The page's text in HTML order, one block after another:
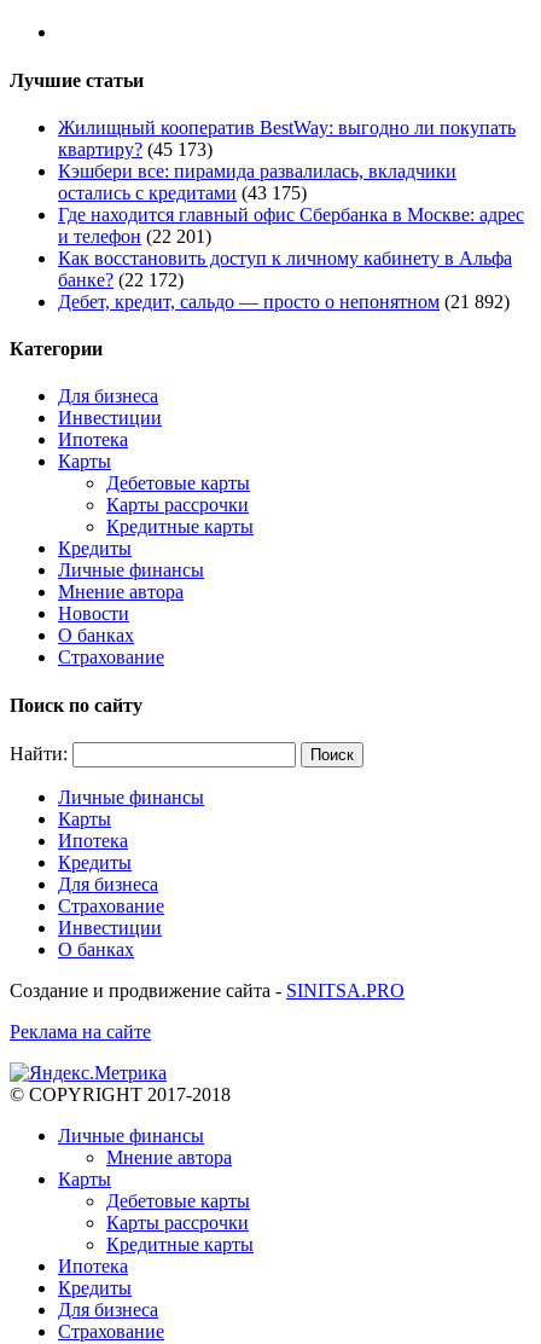
Лучшие статьи
Жилищный кооператив BestWay: выгодно ли покупать
квартиру? (45 173)
Кэшбери все: пирамида развалилась, вкладчики
остались с кредитами (43 175)
Где находится главный офис Сбербанка в Москве: адрес
и телефон (22 201)
Как восстановить доступ к личному кабинету в Альфа
банке? (22 172)
Дебет, кредит, сальдо — просто о непонятном (21 892)
Категории
Для бизнеса
Инвестиции
Ипотека
Карты
Дебетовые карты
Карты рассрочки
Кредитные карты
Кредиты
Личные финансы
Мнение автора
Новости
О банках
Страхование
Поиск по сайту
Найти:
Личные финансы
Карты
Ипотека
Кредиты
Для бизнеса
Страхование
Инвестиции
О банках
Создание и продвижение сайта - SINITSA.PRO
Реклама на сайте
© COPYRIGHT 2017-2018
Личные финансы
Мнение автора
Карты
Дебетовые карты
Карты рассрочки
Кредитные карты
Ипотека
Кредиты
Для бизнеса
Страхование